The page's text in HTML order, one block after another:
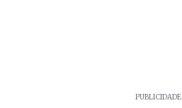
PUBLICIDADE